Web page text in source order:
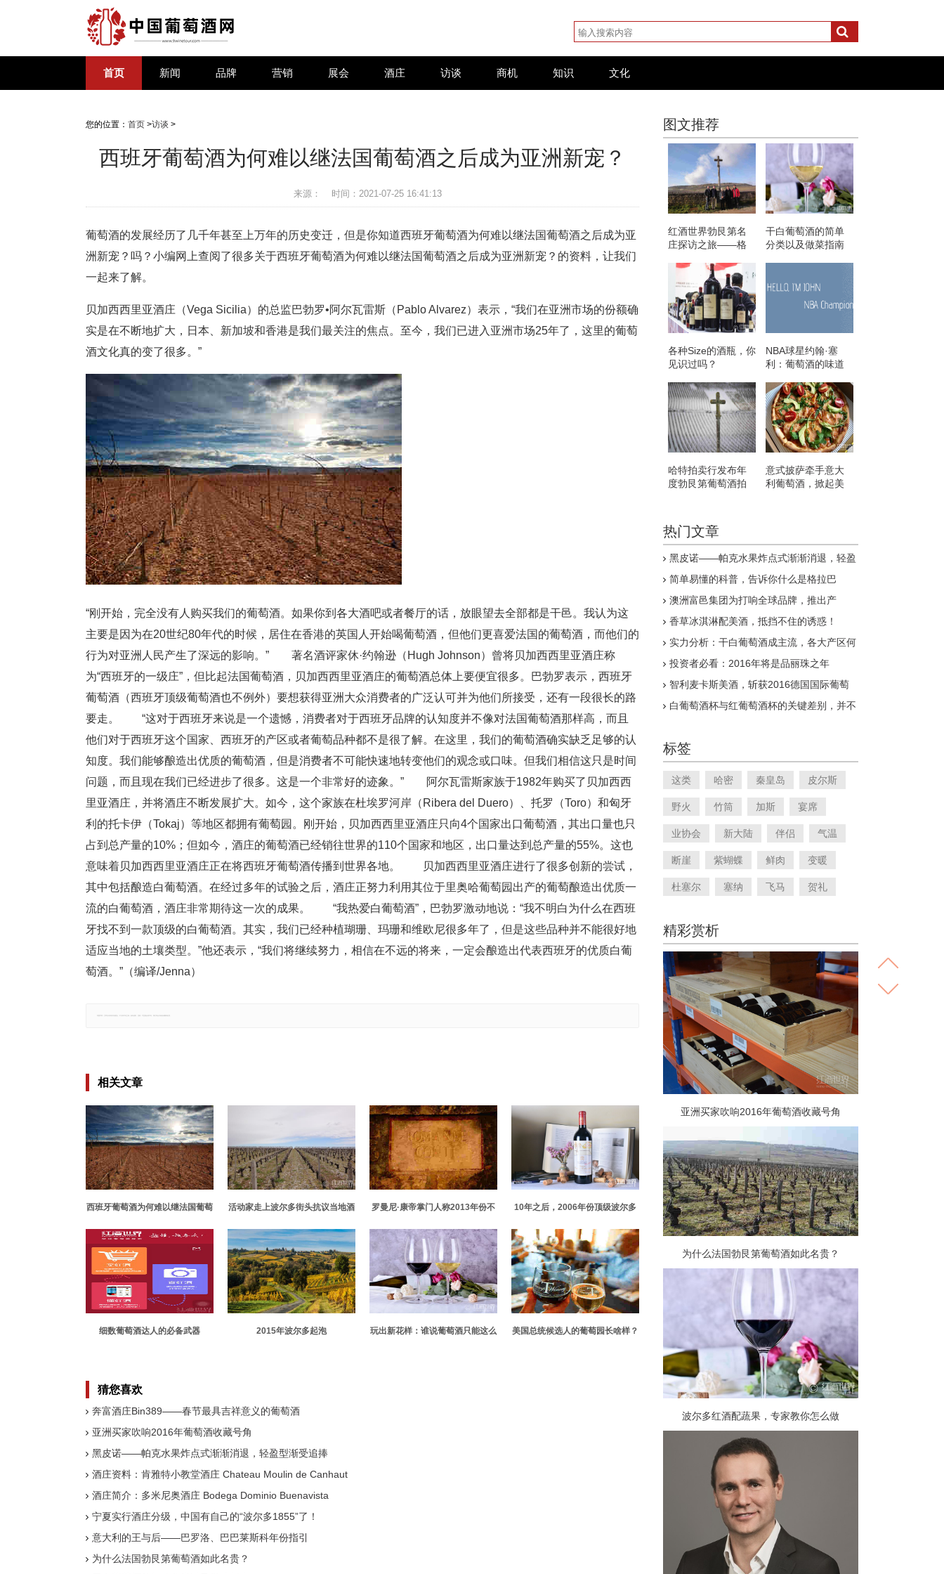
首页 新闻 品牌 营销 展会 酒庄 访谈 商机 知识 文化
您的位置： 首页 >访谈 >
西班牙葡萄酒为何难以继法国葡萄酒之后成为亚洲新宠？
来源： 时间：2021-07-25 16:41:13
葡萄酒的发展经历了几千年甚至上万年的历史变迁，但是你知道西班牙葡萄酒为何难以继法国葡萄酒之后成为亚
洲新宠？吗？小编网上查阅了很多关于西班牙葡萄酒为何难以继法国葡萄酒之后成为亚洲新宠？的资料，让我们
一起来了解。
贝加西西里亚酒庄（Vega Sicilia）的总监巴勃罗•阿尔瓦雷斯（Pablo Alvarez）表示，“我们在亚洲市场的份额确
实是在不断地扩大，日本、新加坡和香港是我们最关注的焦点。至今，我们已进入亚洲市场25年了，这里的葡萄
酒文化真的变了很多。”
“刚开始，完全没有人购买我们的葡萄酒。如果你到各大酒吧或者餐厅的话，放眼望去全部都是干邑。我认为这
主要是因为在20世纪80年代的时候，居住在香港的英国人开始喝葡萄酒，但他们更喜爱法国的葡萄酒，而他们的
行为对亚洲人民产生了深远的影响。” 著名酒评家休·约翰逊（Hugh Johnson）曾将贝加西西里亚酒庄称
为“西班牙的一级庄”，但比起法国葡萄酒，贝加西西里亚酒庄的葡萄酒总体上要便宜很多。巴勃罗表示，西班牙
葡萄酒（西班牙顶级葡萄酒也不例外）要想获得亚洲大众消费者的广泛认可并为他们所接受，还有一段很长的路
要走。 “这对于西班牙来说是一个遗憾，消费者对于西班牙品牌的认知度并不像对法国葡萄酒那样高，而且
他们对于西班牙这个国家、西班牙的产区或者葡萄品种都不是很了解。在这里，我们的葡萄酒确实缺乏足够的认
知度。我们能够酿造出优质的葡萄酒，但是消费者不可能快速地转变他们的观念或口味。但我们相信这只是时间
问题，而且现在我们已经进步了很多。这是一个非常好的迹象。” 阿尔瓦雷斯家族于1982年购买了贝加西西
里亚酒庄，并将酒庄不断发展扩大。如今，这个家族在杜埃罗河岸（Ribera del Duero）、托罗（Toro）和匈牙
利的托卡伊（Tokaj）等地区都拥有葡萄园。刚开始，贝加西西里亚酒庄只向4个国家出口葡萄酒，其出口量也只
占到总产量的10%；但如今，酒庄的葡萄酒已经销往世界的110个国家和地区，出口量达到总产量的55%。这也
意味着贝加西西里亚酒庄正在将西班牙葡萄酒传播到世界各地。 贝加西西里亚酒庄进行了很多创新的尝试，
其中包括酿造白葡萄酒。在经过多年的试验之后，酒庄正努力利用其位于里奥哈葡萄园出产的葡萄酿造出优质一
流的白葡萄酒，酒庄非常期待这一次的成果。 “我热爱白葡萄酒”，巴勃罗激动地说：“我不明白为什么在西班
牙找不到一款顶级的白葡萄酒。其实，我们已经种植瑚珊、玛珊和维欧尼很多年了，但是这些品种并不能很好地
适应当地的土壤类型。”他还表示，“我们将继续努力，相信在不远的将来，一定会酿造出代表西班牙的优质白葡
萄酒。”（编译/Jenna）
相关文章
西班牙葡萄酒为何难以继法国葡萄
活动家走上波尔多街头抗议当地酒
罗曼尼·康帝掌门人称2013年份不
10年之后，2006年份顶级波尔多
细数葡萄酒达人的必备武器
2015年波尔多起泡
玩出新花样：谁说葡萄酒只能这么
美国总统候选人的葡萄园长啥样？
猜您喜欢
奔富酒庄Bin389——春节最具吉祥意义的葡萄酒
亚洲买家吹响2016年葡萄酒收藏号角
黑皮诺——帕克水果炸点式渐渐消退，轻盈型渐受追捧
酒庄资料：肯雅特小教堂酒庄 Chateau Moulin de Canhaut
酒庄简介：多米尼奥酒庄 Bodega Dominio Buenavista
宁夏实行酒庄分级，中国有自己的“波尔多1855”了！
意大利的王与后——巴罗洛、巴巴莱斯科年份指引
为什么法国勃艮第葡萄酒如此名贵？
图文推荐
红酒世界勃艮第名
庄探访之旅——格
干白葡萄酒的简单
分类以及做菜指南
各种Size的酒瓶，你
见识过吗？
NBA球星约翰·塞
利：葡萄酒的味道
哈特拍卖行发布年
度勃艮第葡萄酒拍
意式披萨牵手意大
利葡萄酒，掀起美
热门文章
黑皮诺——帕克水果炸点式渐渐消退，轻盈
简单易懂的科普，告诉你什么是格拉巴
澳洲富邑集团为打响全球品牌，推出产
香草冰淇淋配美酒，抵挡不住的诱惑！
实力分析：干白葡萄酒成主流，各大产区何
投资者必看：2016年将是品丽珠之年
智利麦卡斯美酒，斩获2016德国国际葡萄
白葡萄酒杯与红葡萄酒杯的关键差别，并不
标签
这类 哈密 秦皇岛 皮尔斯
野火 竹筒 加斯 宴席
业协会 新大陆 伴侣 气温
断崖 紫蝴蝶 鲜肉 变暖
杜塞尔 塞纳 飞马 贺礼
精彩赏析
亚洲买家吹响2016年葡萄酒收藏号角
为什么法国勃艮第葡萄酒如此名贵？
波尔多红酒配蔬果，专家教你怎么做